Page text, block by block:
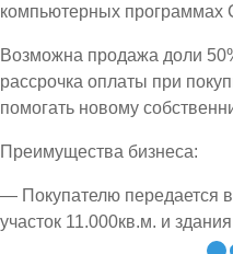
компьютерных программах
Возможна продажа доли
рассрочка оплаты при
помогать новому
Преимущества бизнеса:
— Покупателю передается
участок 11.000кв.м. и